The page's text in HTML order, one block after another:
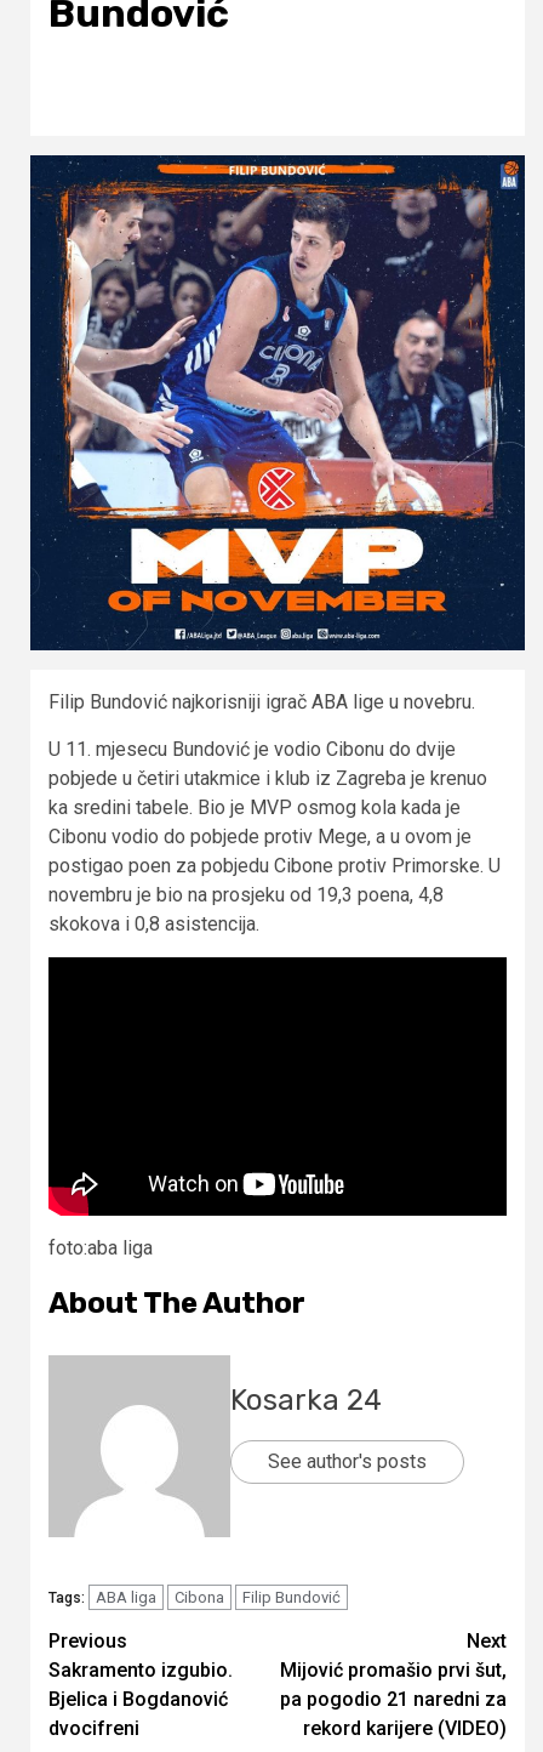
Bundović
Filip Bundović najkorisniji igrač ABA lige u novebru.
U 11. mjesecu Bundović je vodio Cibonu do dvije
pobjede u četiri utakmice i klub iz Zagreba je krenuo
ka sredini tabele. Bio je MVP osmog kola kada je
Cibonu vodio do pobjede protiv Mege, a u ovom je
postigao poen za pobjedu Cibone protiv Primorske. U
novembru je bio na prosjeku od 19,3 poena, 4,8
skokova i 0,8 asistencija.
foto:aba liga
About The Author
Kosarka 24
See author's posts
Tags: ABA liga Cibona Filip Bundović
Continue
Reading
Previous
Sakramento izgubio.
Bjelica i Bogdanović
dvocifreni
Next
Mijović promašio prvi šut,
pa pogodio 21 naredni za
rekord karijere (VIDEO)